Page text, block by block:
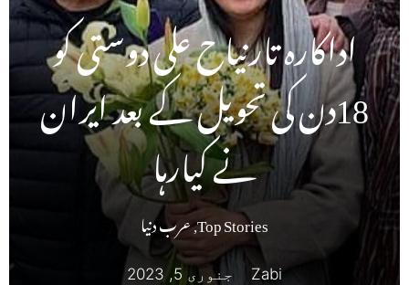
اداکارہ تارنیاح علی دوستی کو
18دن کی تحویل کے بعد ایران
نے کیارہا
Top Stories
,عرب دنیا
Zabi جنوری 5, 2023